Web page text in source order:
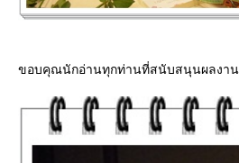
ขอบคุณนักอ่านทุกท่านที่สนับสนุนผลงาน